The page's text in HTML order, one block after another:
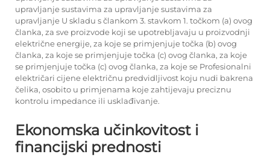
upravljanje sustavima za upravljanje sustavima za
upravljanje U skladu s člankom 3. stavkom 1. točkom (a) ovog
članka, za sve proizvode koji se upotrebljavaju u proizvodnji
električne energije, za koje se primjenjuje točka (b) ovog
članka, za koje se primjenjuje točka (c) ovog članka, za koje
se primjenjuje točka (c) ovog članka, za koje se Profesionalni
električari cijene električnu predvidljivost koju nudi bakrena
čelika, osobito u primjenama koje zahtijevaju preciznu
kontrolu impedance ili usklađivanje.
Ekonomska učinkovitost i
financijski prednosti